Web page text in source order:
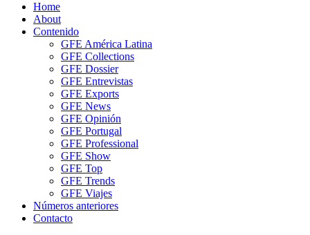
Home
About
Contenido
GFE América Latina
GFE Collections
GFE Dossier
GFE Entrevistas
GFE Exports
GFE News
GFE Opinión
GFE Portugal
GFE Professional
GFE Show
GFE Top
GFE Trends
GFE Viajes
Números anteriores
Contacto